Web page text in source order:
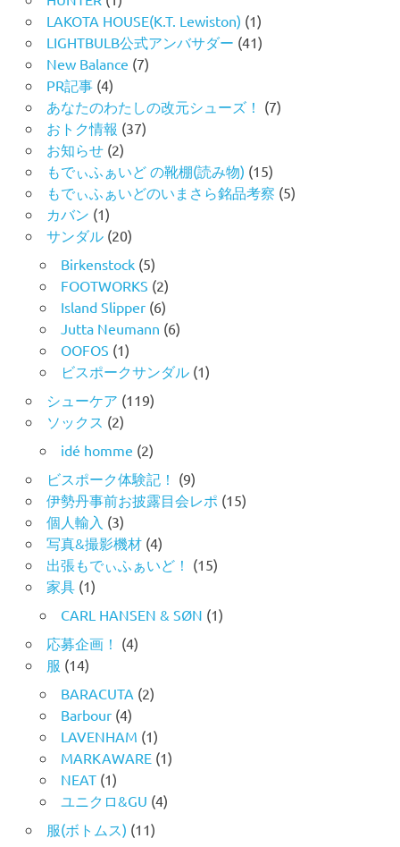
LAKOTA HOUSE(K.T. Lewiston) (1)
LIGHTBULB公式アンバサダー (41)
New Balance (7)
PR記事(4)
あなたのわたしの改元シューズ！ (7)
おトク情報 (37)
お知らせ(2)
もでぃふぁいど の靴棚(読み物) (15)
もでぃふぁいどのいまさら銘品考察 (5)
カバン (1)
サンダル(20)
Birkenstock(5)
FOOTWORKS (2)
Island Slipper(6)
Jutta Neumann (6)
OOFOS (1)
ビスポークサンダル(1)
シューケア (119)
ソックス (2)
idé homme (2)
ビスポーク体験記！ (9)
伊勢丹事前お披露目会レポ (15)
個人輸入 (3)
写真&撮影機材(4)
出張もでぃふぁいど！ (15)
家具(1)
CARL HANSEN & SØN (1)
応募企画！ (4)
服 (14)
BARACUTA (2)
Barbour(4)
LAVENHAM (1)
MARKAWARE(1)
NEAT(1)
ユニクロ&GU (4)
服(ボトムス) (11)